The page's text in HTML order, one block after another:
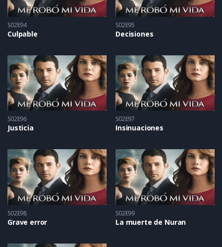
S02E94
Culpable
S02E95
Decisiones
S02E96
Justicia
S02E97
Insinuaciones
S02E98
Grave error
S02E99
La muerte de Nuran